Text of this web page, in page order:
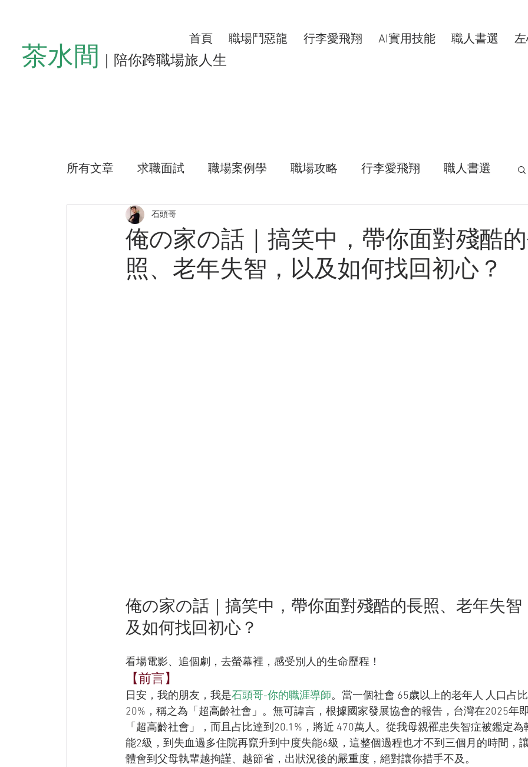
茶水間 ｜陪你跨職場旅人生
首頁 職場鬥惡龍 行李愛飛翔 AI實用技能 職人書選
所有文章 求職面試 職場案例學 職場攻略 行李愛飛翔 職人書選
懶人沙發 左心房空位
公益路上 測驗小程式 好康分享 明新科大 區塊鏈 共同創作者
俺の家の話｜搞笑中，帶你面對殘酷
照、老年失智，以及如何找回初心？
石頭哥
俺の家の話｜搞笑中，帶你面對殘酷的長照、老年失智
及如何找回初心？
看場電影、追個劇，去螢幕裡，感受別人的生命歷程！
【前言】
日安，我的朋友，我是石頭哥-你的職涯導師。當一個社會 65歲以上的老年人 人口占
20%，稱之為「超高齡社會」。無可諱言，根據國家發展協會的報告，台灣在2025年
「超高齡社會」，而且占比達到20.1%，將近 470萬人。從我母親罹患失智症被鑑定為
能2級，到失血過多住院再竄升到中度失能6級，這整個過程也才不到三個月的時間，
體會到父母執輩越拘謹、越節省，出狀況後的嚴重度，絕對讓你措手不及。